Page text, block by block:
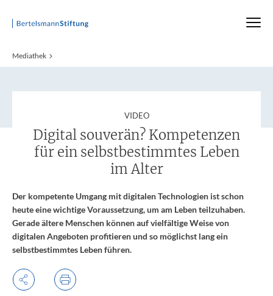
Startseite
Mediathek
VIDEO:
Digital souverän? Kompetenzen
für ein selbstbestimmtes Leben
im Alter
Der kompetente Umgang mit digitalen Technologien ist schon
heute eine wichtige Voraussetzung, um am Leben teilzuhaben.
Gerade ältere Menschen können auf vielfältige Weise von
digitalen Angeboten profitieren und so möglichst lang ein
selbstbestimmtes Leben führen.